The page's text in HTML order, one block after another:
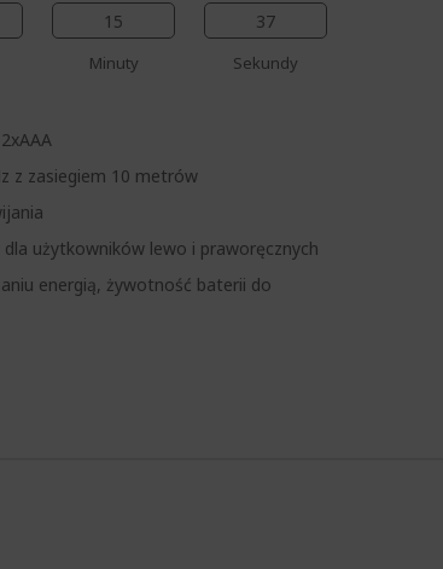
15
Minuty
37
Sekundy
z zasiegiem 10 metrów
użytkowników lewo i praworęcznych
energią, żywotność baterii do